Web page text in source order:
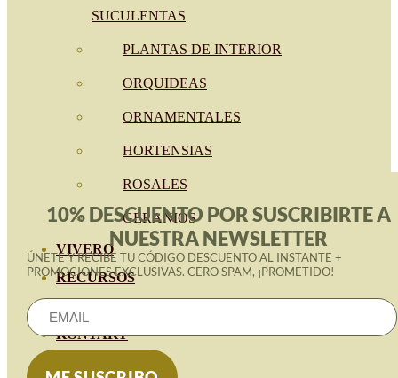
SUCULENTAS
PLANTAS DE INTERIOR
ORQUIDEAS
ORNAMENTALES
HORTENSIAS
ROSALES
GERANIOS
VIVERO
RECURSOS
KONTAKT
10% DESCUENTO POR SUSCRIBIRTE A
NUESTRA NEWSLETTER
ÚNETE Y RECIBE TU CÓDIGO DESCUENTO AL INSTANTE +
PROMOCIONES EXCLUSIVAS. CERO SPAM, ¡PROMETIDO!